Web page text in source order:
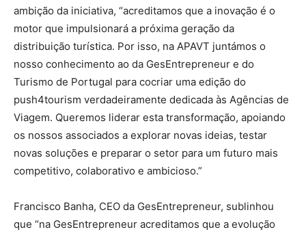
ambição da iniciativa, “acreditamos que a inovação é o
motor que impulsionará a próxima geração da
distribuição turística. Por isso, na APAVT juntámos o
nosso conhecimento ao da GesEntrepreneur e do
Turismo de Portugal para cocriar uma edição do
push4tourism verdadeiramente dedicada às Agências de
Viagem. Queremos liderar esta transformação, apoiando
os nossos associados a explorar novas ideias, testar
novas soluções e preparar o setor para um futuro mais
competitivo, colaborativo e ambicioso.”
Francisco Banha, CEO da GesEntrepreneur, sublinhou
que “na GesEntrepreneur acreditamos que a evolução